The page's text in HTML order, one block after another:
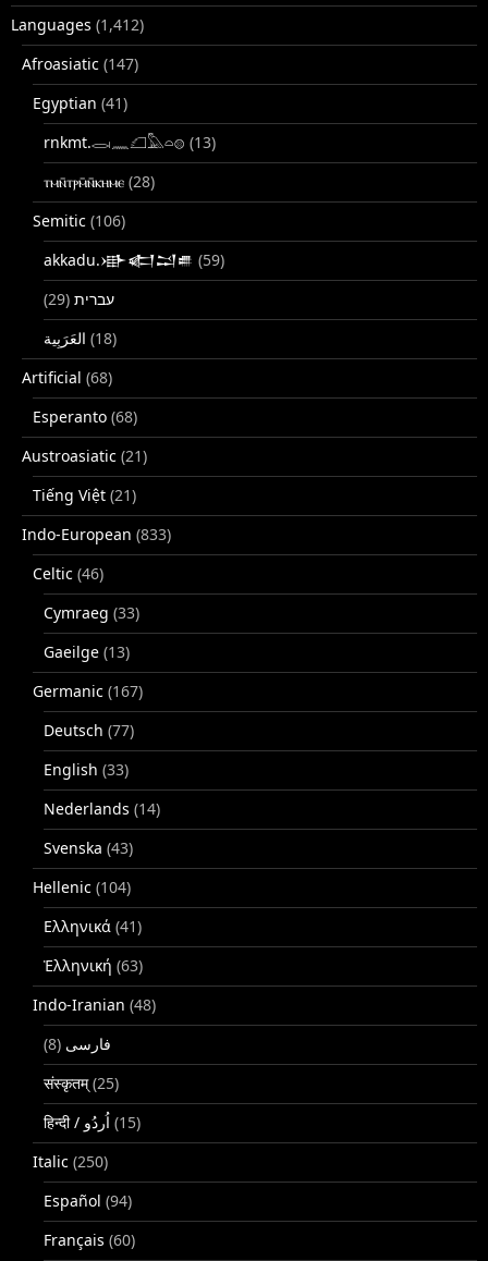
Languages (1,412)
Afroasiatic (147)
Egyptian (41)
rnkmt.𓂋𓏺𓈖𓆎𓅓𓏏𓊖 (13)
ⲧⲙⲛ̄ⲧⲣⲙ̄ⲛ̄ⲕⲏⲙⲉ (28)
Semitic (106)
akkadu.𒀝𒅗𒁺𒌑 (59)
עברית (29)
(18)
Artificial (68)
Esperanto (68)
Austroasiatic (21)
Tiếng Việt (21)
Indo-European (833)
Celtic (46)
Cymraeg (33)
Gaeilge (13)
Germanic (167)
Deutsch (77)
English (33)
Nederlands (14)
Svenska (43)
Hellenic (104)
Ελληνικά (41)
Ἑλληνική (63)
Indo-Iranian (48)
فارسی (8)
संस्कृतम्(25)
(15)
Italic (250)
Español (94)
Français (60)